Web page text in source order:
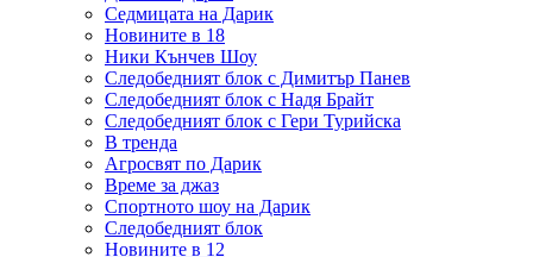
Седмицата на Дарик
Новините в 18
Ники Кънчев Шоу
Следобедният блок с Димитър Панев
Следобедният блок с Надя Брайт
Следобедният блок с Гери Турийска
В тренда
Агросвят по Дарик
Време за джаз
Спортното шоу на Дарик
Следобедният блок
Новините в 12